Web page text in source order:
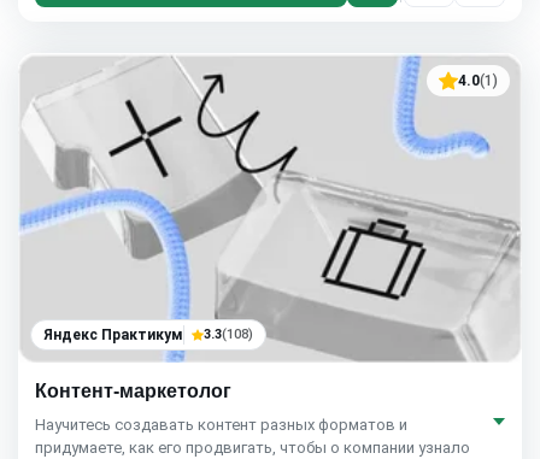
4.0(1)
Яндекс Практикум 3.3(108)
Контент-маркетолог
Научитесь создавать контент разных форматов и
придумаете, как его продвигать, чтобы о компании узнало